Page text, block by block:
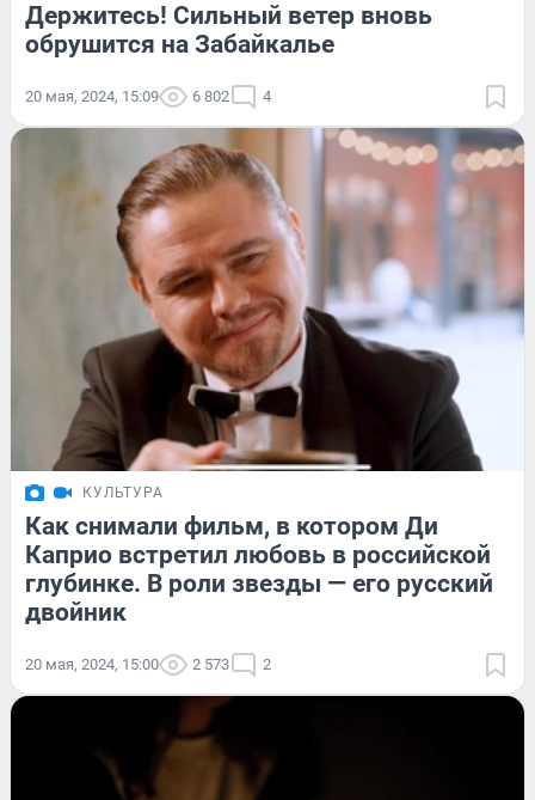
Держитесь! Сильный ветер вновь
обрушится на Забайкалье
20 мая, 2024, 15:09 6 802 4
КУЛЬТУРА
Как снимали фильм, в котором Ди
Каприо встретил любовь в российской
глубинке. В роли звезды — его русский
двойник
20 мая, 2024, 15:00 2 573 2